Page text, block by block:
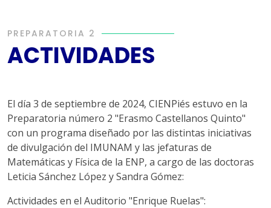
PREPARATORIA 2
ACTIVIDADES
El día 3 de septiembre de 2024, CIENPiés estuvo en la
Preparatoria número 2 "Erasmo Castellanos Quinto"
con un programa diseñado por las distintas iniciativas
de divulgación del IMUNAM y las jefaturas de
Matemáticas y Física de la ENP, a cargo de las doctoras
Leticia Sánchez López y Sandra Gómez:
Actividades en el Auditorio "Enrique Ruelas":